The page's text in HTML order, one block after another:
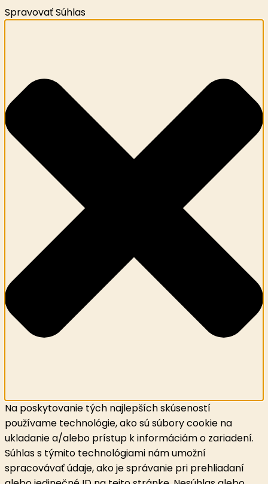
Spravovať Súhlas
Na poskytovanie tých najlepších skúseností
používame technológie, ako sú súbory cookie na
ukladanie a/alebo prístup k informáciám o zariadení.
Súhlas s týmito technológiami nám umožní
spracovávať údaje, ako je správanie pri prehliadaní